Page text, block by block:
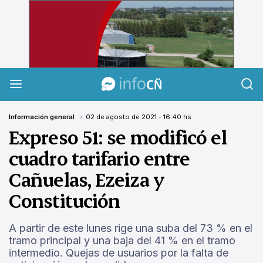
InfoCañuelas
Información general 02 de agosto de 2021 - 16:40 hs
Expreso 51: se modificó el
cuadro tarifario entre
Cañuelas, Ezeiza y
Constitución
A partir de este lunes rige una suba del 73 % en el
tramo principal y una baja del 41 % en el tramo
intermedio. Quejas de usuarios por la falta de